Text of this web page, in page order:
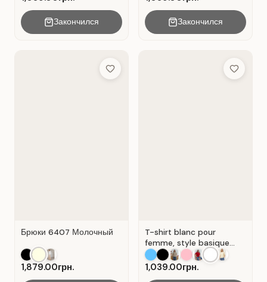
Закончился Закончился
Add to Wish List
Брюки 6407 Молочный
1,879.00грн.
Add to
T-shirt blanc pour
femme, style basique
décontracté, matière :
coton Blanc .
1,039.00грн.